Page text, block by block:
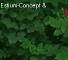
Estium-Concept&